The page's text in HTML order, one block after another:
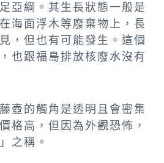
亞綱。其生長狀態一般是
海面浮木等廢棄物上，長
，但也有可能發生。這個
也跟福島排放核廢水沒有
壺的觸角是透明且會密集
格高，但因為外觀恐怖，
之稱。